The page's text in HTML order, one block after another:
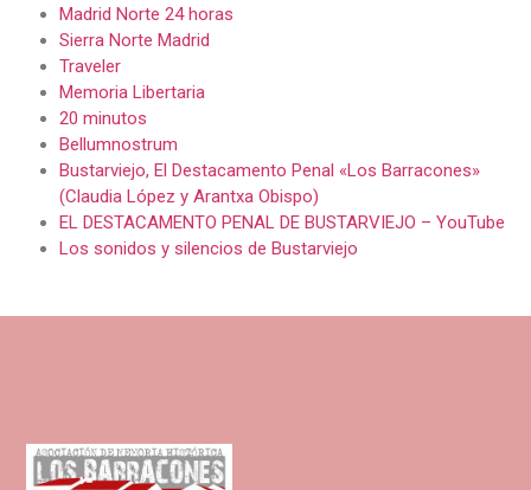
Madrid Norte 24 horas
Sierra Norte Madrid
Traveler
Memoria Libertaria
20 minutos
Bellumnostrum
Bustarviejo, El Destacamento Penal «Los Barracones»
(Claudia López y Arantxa Obispo)
EL DESTACAMENTO PENAL DE BUSTARVIEJO – YouTube
Los sonidos y silencios de Bustarviejo